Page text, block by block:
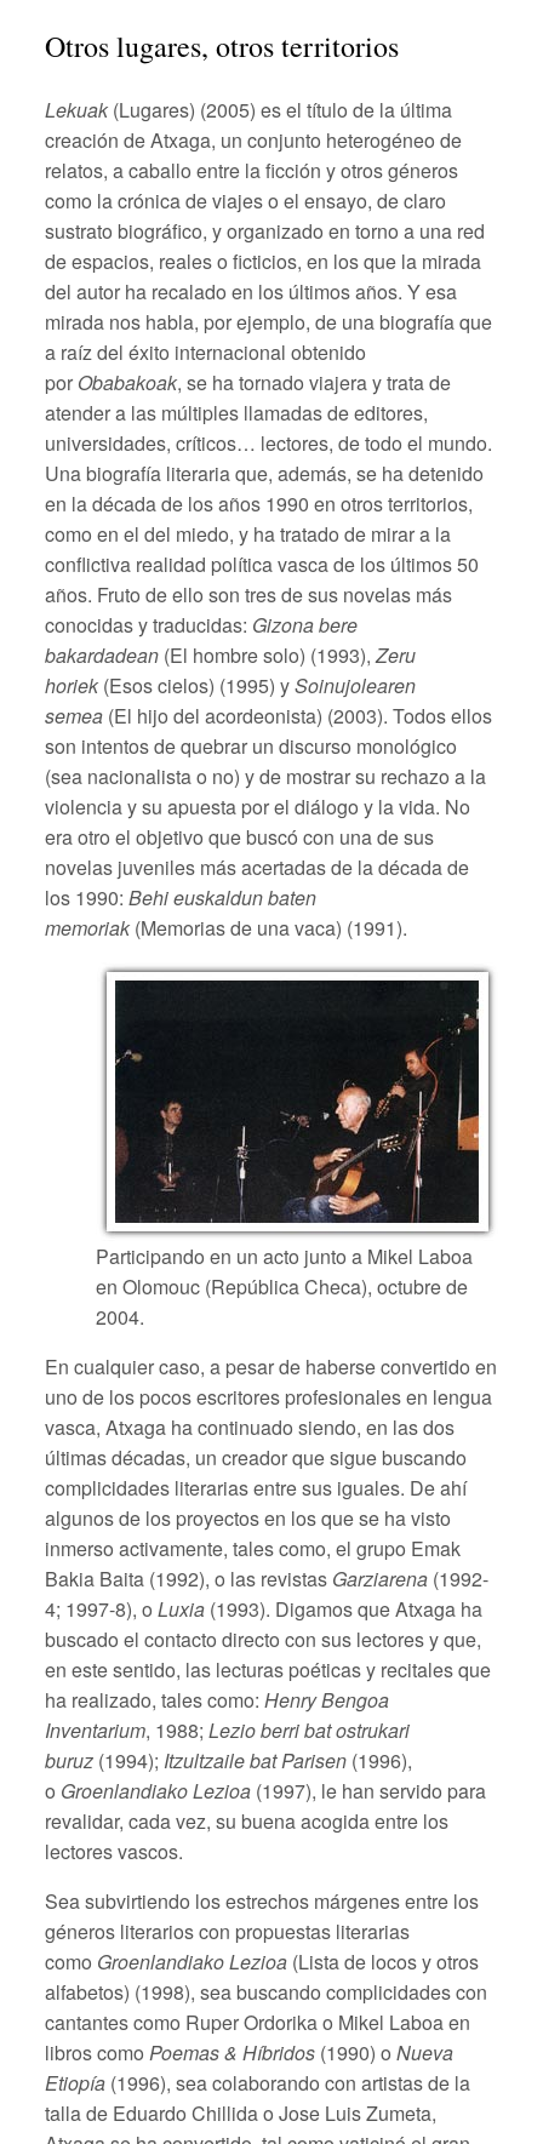
Otros lugares, otros territorios
Lekuak(Lugares) (2005) es el título de la última
creación de Atxaga, un conjunto heterogéneo de
relatos, a caballo entre la ficción y otros géneros
como la crónica de viajes o el ensayo, de claro
sustrato biográfico, y organizado en torno a una red
de espacios, reales o ficticios, en los que la mirada
del autor ha recalado en los últimos años. Y esa
mirada nos habla, por ejemplo, de una biografía que
a raíz del éxito internacional obtenido
por Obabakoak, se ha tornado viajera y trata de
atender a las múltiples llamadas de editores,
universidades, críticos… lectores, de todo el mundo.
Una biografía literaria que, además, se ha detenido
en la década de los años 1990 en otros territorios,
como en el del miedo, y ha tratado de mirar a la
conflictiva realidad política vasca de los últimos 50
años. Fruto de ello son tres de sus novelas más
conocidas y traducidas: Gizona bere
bakardadean(El hombre solo) (1993),Zeru
horiek(Esos cielos) (1995) ySoinujolearen
semea(El hijo del acordeonista) (2003). Todos ellos
son intentos de quebrar un discurso monológico
(sea nacionalista o no) y de mostrar su rechazo a la
violencia y su apuesta por el diálogo y la vida. No
era otro el objetivo que buscó con una de sus
novelas juveniles más acertadas de la década de
los 1990: Behi euskaldun baten
memoriak(Memorias de una vaca) (1991).
Participando en un acto junto a Mikel Laboa
en Olomouc (República Checa), octubre de
2004.
En cualquier caso, a pesar de haberse convertido en
uno de los pocos escritores profesionales en lengua
vasca, Atxaga ha continuado siendo, en las dos
últimas décadas, un creador que sigue buscando
complicidades literarias entre sus iguales. De ahí
algunos de los proyectos en los que se ha visto
inmerso activamente, tales como, el grupo Emak
Bakia Baita (1992), o las revistas Garziarena(1992-
4; 1997-8), o Luxia(1993). Digamos que Atxaga ha
buscado el contacto directo con sus lectores y que,
en este sentido, las lecturas poéticas y recitales que
ha realizado, tales como: Henry Bengoa
Inventarium, 1988; Lezio berri bat ostrukari
buruz(1994); Itzultzaile bat Parisen(1996),
o Groenlandiako Lezioa(1997), le han servido para
revalidar, cada vez, su buena acogida entre los
lectores vascos.
Sea subvirtiendo los estrechos márgenes entre los
géneros literarios con propuestas literarias
como Groenlandiako Lezioa(Lista de locos y otros
alfabetos) (1998), sea buscando complicidades con
cantantes como Ruper Ordorika o Mikel Laboa en
libros como Poemas & Híbridos(1990) o Nueva
Etiopía(1996), sea colaborando con artistas de la
talla de Eduardo Chillida o Jose Luis Zumeta,